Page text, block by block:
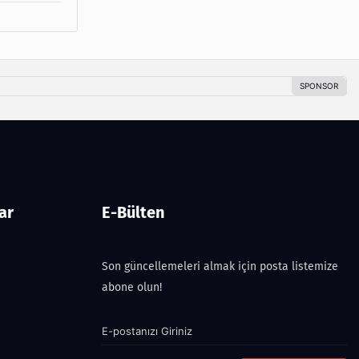
E-Bülten
Son güncellemeleri almak için posta listemize
abone olun!